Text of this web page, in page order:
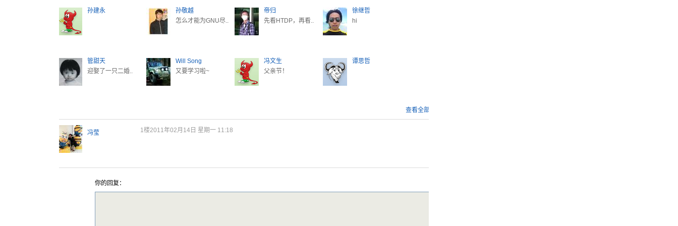
孙建永
孙敬越
怎么才能为GNU尽..
帝归
先看HTDP，再看..
徐继哲
hi
管甜天
迎娶了一只二婚..
Will Song
又要学习啦~
冯文生
父亲节！
谭思哲
查看全部
冯莹 1楼2011年02月14日 星期一 11:18
你的回复：